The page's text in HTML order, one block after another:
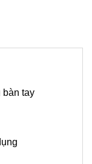
bàn tay